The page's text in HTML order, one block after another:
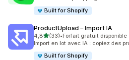
Built for Shopify
ProductUpload – Import IA
4,8étoile(s) sur 5
(33)
33 avis au total
•Forfait gratuit disponible
Import en lot avec IA : copiez des
Built for Shopify